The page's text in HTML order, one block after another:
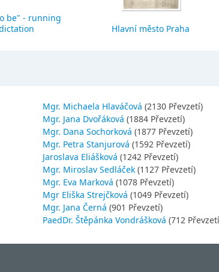
be" - running
Hlavní město Praha
Mgr. Michaela Hlaváčová (2130 Převzetí)
Mgr. Jana Dvořáková (1884 Převzetí)
Mgr. Dana Sochorková (1877 Převzetí)
Mgr. Petra Stanjurová (1592 Převzetí)
Jaroslava Eliášková (1242 Převzetí)
Mgr. Miroslav Sedláček (1127 Převzetí)
Mgr. Eva Marková (1078 Převzetí)
Mgr Eliška Strejčková (1049 Převzetí)
Mgr. Jana Černá (901 Převzetí)
PaedDr. Štěpánka Vondrášková (712